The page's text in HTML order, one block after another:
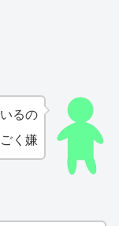
るの
く嫌